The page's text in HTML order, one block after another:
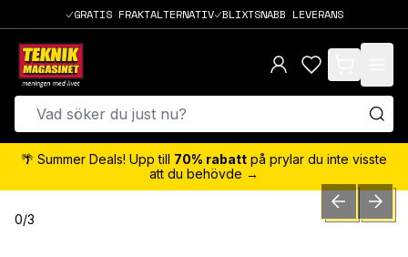
GRATIS FRAKTALTERNATIV BLIXTSNABB LEVERANS
items in cart,
🌴 Summer Deals! Upp till 70% rabatt på prylar du inte visste
att du behövde →
0/3 PREVIOUSNEXT